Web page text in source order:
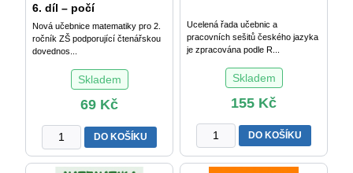
6. díl – počí
Nová učebnice matematiky pro 2.
ročník ZŠ podporující čtenářskou
dovednos...
Skladem
69 Kč
Matýskova
matematika,
6.
DO KOŠÍKU
Ucelená řada učebnic a
pracovních sešitů českého jazyka
je zpracována podle R...
Skladem
155 Kč
Český
jazyk
6
DO KOŠÍKU